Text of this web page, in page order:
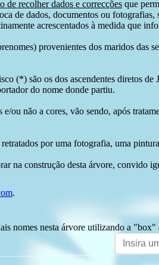
de recolher dados e correcções que
de dados, documentos ou
acrescentados à medida que
provenientes dos maridos das
(*) são os dos ascendentes diretos
do nome donde partiu.
e/ou não a cores, vão sendo, após
por uma fotografia, uma
na construção desta árvore, convido
.
nomes nesta árvore utilizando a "box"